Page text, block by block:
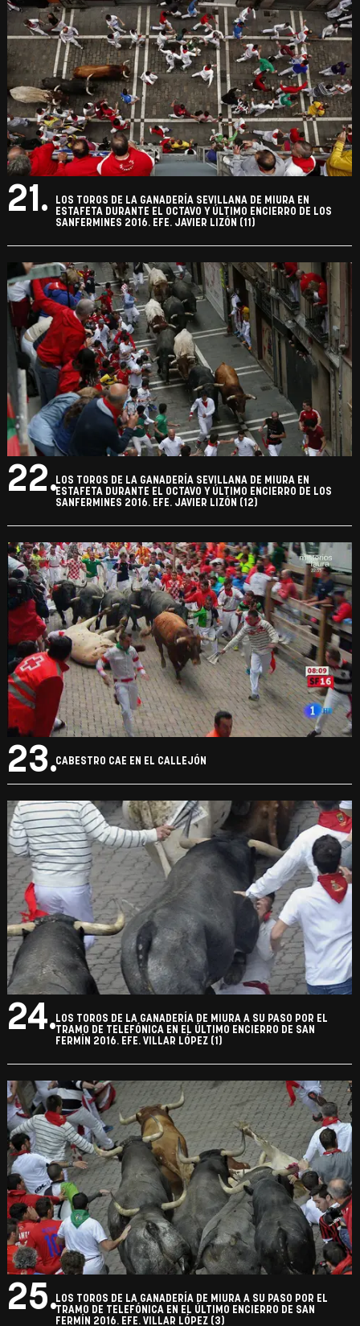
21.
LOS TOROS DE LA GANADERÍA SEVILLANA DE MIURA EN
ESTAFETA DURANTE EL OCTAVO Y ÚLTIMO ENCIERRO DE LOS
SANFERMINES 2016. EFE. JAVIER LIZÓN (11)
22.LOS TOROS DE LA GANADERÍA SEVILLANA DE MIURA EN
ESTAFETA DURANTE EL OCTAVO Y ÚLTIMO ENCIERRO DE LOS
SANFERMINES 2016. EFE. JAVIER LIZÓN (12)
23.CABESTRO CAE EN EL CALLEJÓN
24.LOS TOROS DE LA GANADERÍA DE MIURA A SU PASO POR EL
TRAMO DE TELEFÓNICA EN EL ÚLTIMO ENCIERRO DE SAN
FERMÍN 2016. EFE. VILLAR LÓPEZ (1)
25.LOS TOROS DE LA GANADERÍA DE MIURA A SU PASO POR EL
TRAMO DE TELEFÓNICA EN EL ÚLTIMO ENCIERRO DE SAN
FERMÍN 2016. EFE. VILLAR LÓPEZ (3)